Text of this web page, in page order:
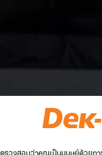
ตรวจสอบว่าคุณเป็นมนุษย์ด้วยกา